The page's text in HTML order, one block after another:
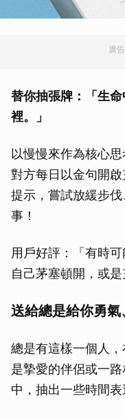
廣
替你抽張牌：「生
裡。」
以慢慢來作為核心
對方每日以金句開
提示，嘗試放緩步
事！
用戶好評：「有時
自己茅塞頓開，或是
送給總是給你勇
總是有這樣一個人
是摯愛的伴侶或一
中，抽出一些時間